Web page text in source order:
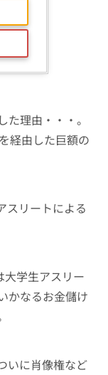
理由・・・。
経由した巨額の
スリートによる
学生アスリー
かなるお金儲け
いに肖像権など